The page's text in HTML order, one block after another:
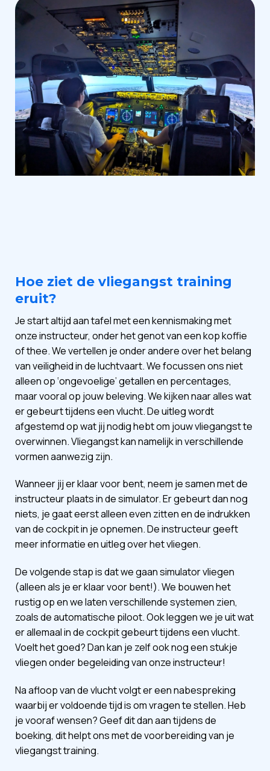
Hoe ziet de vliegangst training
eruit?
Je start altijd aan tafel met een kennismaking met
onze instructeur, onder het genot van een kop koffie
of thee. We vertellen je onder andere over het belang
van veiligheid in de luchtvaart. We focussen ons niet
alleen op ‘ongevoelige’ getallen en percentages,
maar vooral op jouw beleving. We kijken naar alles wat
er gebeurt tijdens een vlucht. De uitleg wordt
afgestemd op wat jij nodig hebt om jouw vliegangst te
overwinnen. Vliegangst kan namelijk in verschillende
vormen aanwezig zijn.
Wanneer jij er klaar voor bent, neem je samen met de
instructeur plaats in de simulator. Er gebeurt dan nog
niets, je gaat eerst alleen even zitten en de indrukken
van de cockpit in je opnemen. De instructeur geeft
meer informatie en uitleg over het vliegen.
De volgende stap is dat we gaan simulator vliegen
(alleen als je er klaar voor bent!). We bouwen het
rustig op en we laten verschillende systemen zien,
zoals de automatische piloot. Ook leggen we je uit wat
er allemaal in de cockpit gebeurt tijdens een vlucht.
Voelt het goed? Dan kan je zelf ook nog een stukje
vliegen onder begeleiding van onze instructeur!
Na afloop van de vlucht volgt er een nabespreking
waarbij er voldoende tijd is om vragen te stellen. Heb
je vooraf wensen? Geef dit dan aan tijdens de
boeking, dit helpt ons met de voorbereiding van je
vliegangst training.